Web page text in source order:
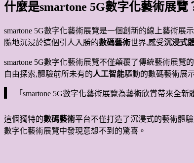
什麼是smartone 5G數字化藝術展覽
smartone 5G數字化藝術展覽是一個創新的線上藝術展
隨地沉浸於這個引人入勝的數碼藝術世界,感受沉浸式
smartone 5G數字化藝術展覽不僅顛覆了傳統藝術展覽
自由探索,體驗前所未有的人工智能驅動的數碼藝術展
「smartone 5G數字化藝術展覽為藝術欣賞帶來全
這個獨特的數碼藝術平台不僅打造了沉浸式的藝術體
數字化藝術展覽中發現意想不到的驚喜。